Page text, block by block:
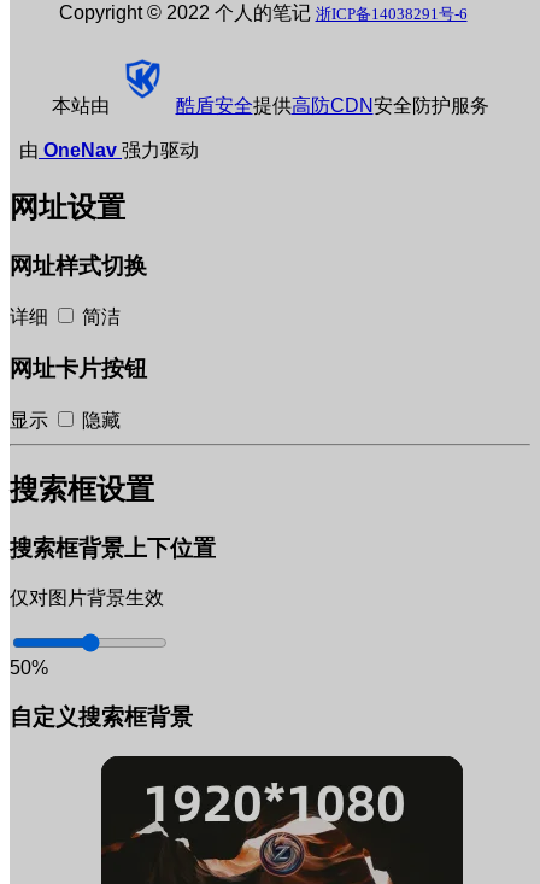
Copyright © 2022 个人的笔记 浙ICP备14038291号-6
本站由 酷盾安全提供高防CDN安全防护服务
由 OneNav 强力驱动
网址设置
网址样式切换
详细 简洁
网址卡片按钮
显示 隐藏
搜索框设置
搜索框背景上下位置
仅对图片背景生效
50%
自定义搜索框背景